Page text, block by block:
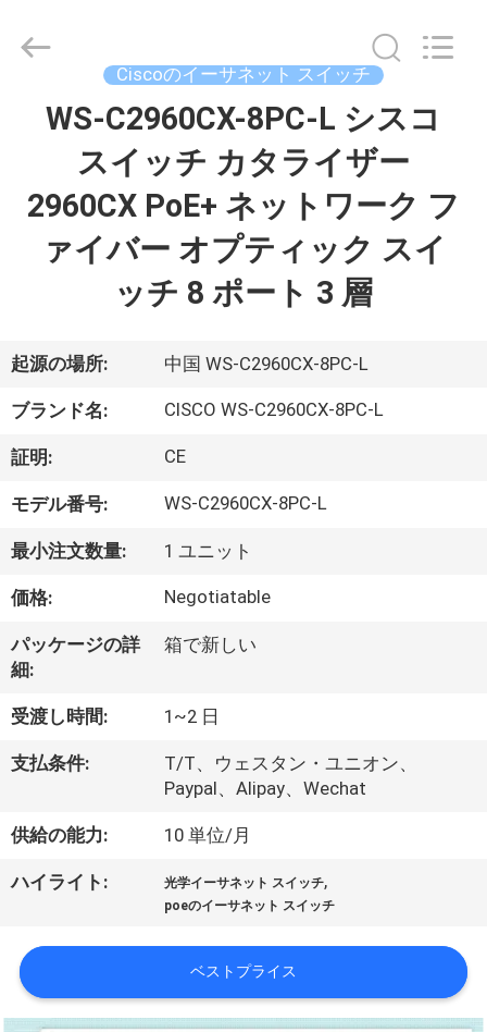
ビ
デ
オ
わ
た
し
た
つ
い
て
工
場
Reserved.
Ciscoのイーサネット スイッチ
WS-C2960CX-8PC-L シスコ
スイッチ カタライザー
2960CX PoE+ ネットワーク フ
ァイバー オプティック スイ
ッチ 8 ポート 3 層
起源の場所: 中国 WS-C2960CX-8PC-L
ブランド名: CISCO WS-C2960CX-8PC-L
証明: CE
モデル番号: WS-C2960CX-8PC-L
最小注文数量: 1 ユニット
価格: Negotiatable
パッケージの詳
細:
箱で新しい
受渡し時間: 1~2 日
支払条件:
T/T、ウェスタン・ユニオン、
Paypal、Alipay、Wechat
供給の能力: 10 単位/月
ハイライト: 光学イーサネット スイッチ,
poeのイーサネット スイッチ
ベストプライス